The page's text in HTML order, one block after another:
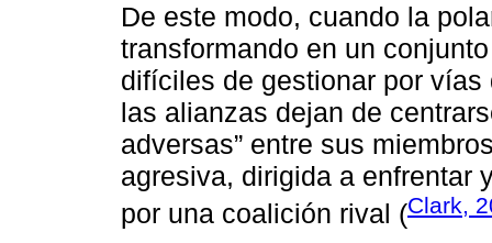
De este modo, cuando la
transformando en un
difíciles de gestionar por
las alianzas dejan de
adversas” entre sus
agresiva, dirigida a enfrentar
por una coalición rival (Clark,